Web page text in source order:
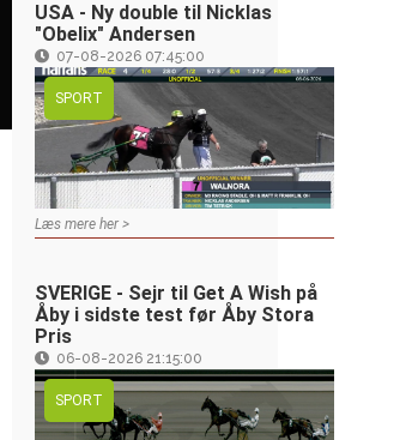
USA - Ny double til Nicklas
"Obelix" Andersen
07-08-2026 07:45:00
SPORT
Læs mere her >
SVERIGE - Sejr til Get A Wish på
Åby i sidste test før Åby Stora
Pris
06-08-2026 21:15:00
SPORT